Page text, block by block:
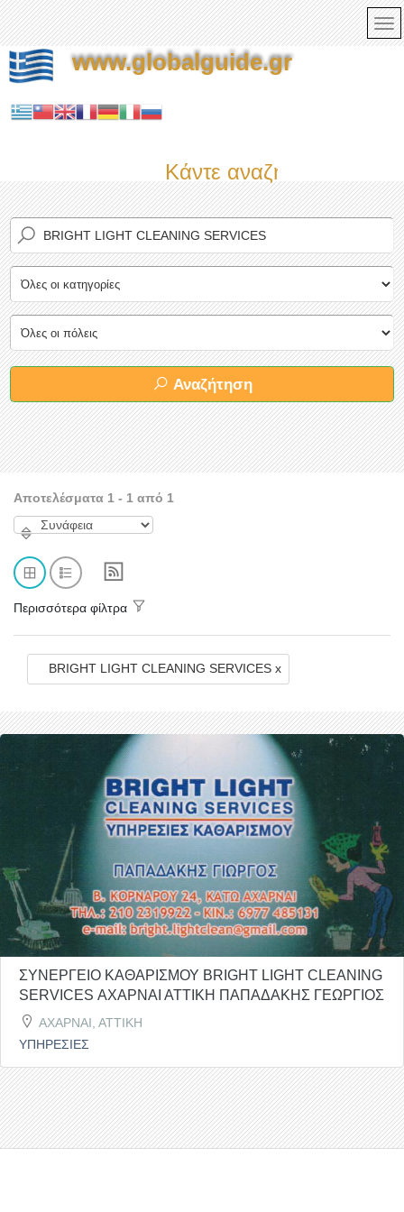
www.globalguide.gr
Κάντε αναζήτηση τώρα
Αναζήτηση
Αποτελέσματα 1 - 1 από 1
Περισσότερα φίλτρα
BRIGHT LIGHT CLEANING SERVICES x
ΣΥΝΕΡΓΕΙΟ ΚΑΘΑΡΙΣΜΟΥ BRIGHT LIGHT CLEANING
SERVICES ΑΧΑΡΝΑΙ ΑΤΤΙΚΗ ΠΑΠΑΔΑΚΗΣ ΓΕΩΡΓΙΟΣ
ΑΧΑΡΝΑΙ, ΑΤΤΙΚΗ
ΥΠΗΡΕΣΙΕΣ